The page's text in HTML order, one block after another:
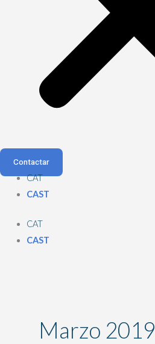
Contactar
CAT
CAST
CAT
CAST
Marzo 2019